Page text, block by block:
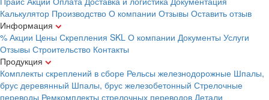
Калькулятор Производство О компании Отзывы Оставить отзыв
Информация
% Акции Цены Скрепления SKL О компании Документы Услуги
Отзывы Строительство Контакты
Продукция
Комплекты скреплений в сборе Рельсы железнодорожные Шпалы,
брус деревянный Шпалы, брус железобетонный Стрелочные
переводы Ремкомплекты стрелочных переводов Детали